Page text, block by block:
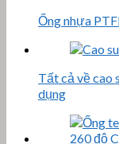
Ống nhựa
Tất cả về cao
dụng